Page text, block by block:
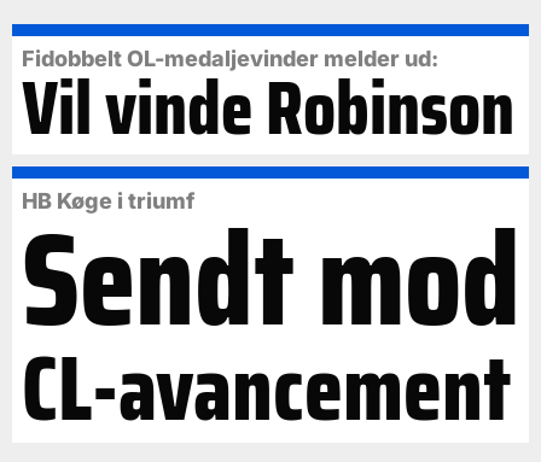
Fidobbelt OL-medaljevinder melder ud:
Vil vinde Robinson
HB Køge i triumf
Sendt mod
CL-avancement